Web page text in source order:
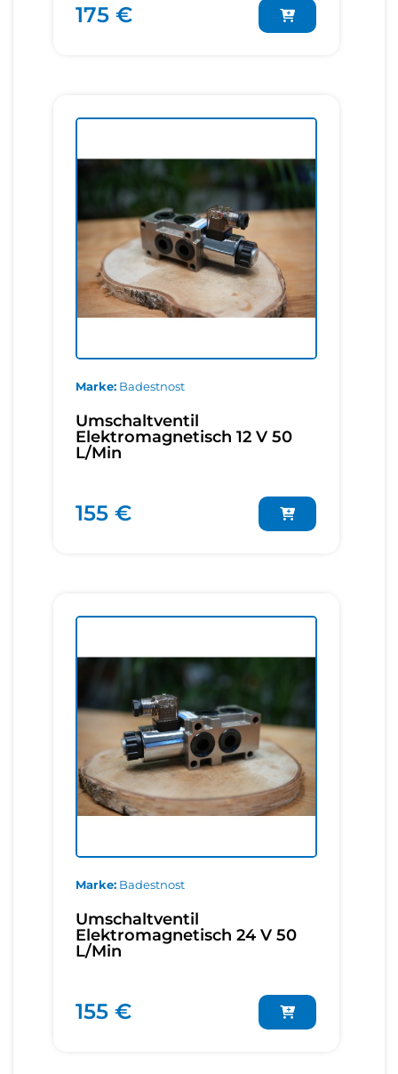
175 €
Marke Badestnost
Umschaltventil
Elektromagnetisch 12 V 50
L/Min
155 €
Marke Badestnost
Umschaltventil
Elektromagnetisch 24 V 50
L/Min
155 €